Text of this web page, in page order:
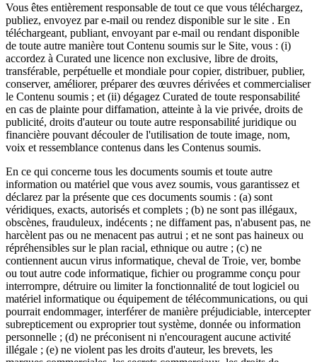
Vous êtes entièrement responsable de tout ce que vous téléchargez,
publiez, envoyez par e-mail ou rendez disponible sur le site . En
téléchargeant, publiant, envoyant par e-mail ou rendant disponible
de toute autre manière tout Contenu soumis sur le Site, vous : (i)
accordez à Curated une licence non exclusive, libre de droits,
transférable, perpétuelle et mondiale pour copier, distribuer, publier,
conserver, améliorer, préparer des œuvres dérivées et commercialiser
le Contenu soumis ; et (ii) dégagez Curated de toute responsabilité
en cas de plainte pour diffamation, atteinte à la vie privée, droits de
publicité, droits d'auteur ou toute autre responsabilité juridique ou
financière pouvant découler de l'utilisation de toute image, nom,
voix et ressemblance contenus dans les Contenus soumis.
En ce qui concerne tous les documents soumis et toute autre
information ou matériel que vous avez soumis, vous garantissez et
déclarez par la présente que ces documents soumis : (a) sont
véridiques, exacts, autorisés et complets ; (b) ne sont pas illégaux,
obscènes, frauduleux, indécents ; ne diffament pas, n'abusent pas, ne
harcèlent pas ou ne menacent pas autrui ; et ne sont pas haineux ou
répréhensibles sur le plan racial, ethnique ou autre ; (c) ne
contiennent aucun virus informatique, cheval de Troie, ver, bombe
ou tout autre code informatique, fichier ou programme conçu pour
interrompre, détruire ou limiter la fonctionnalité de tout logiciel ou
matériel informatique ou équipement de télécommunications, ou qui
pourrait endommager, interférer de manière préjudiciable, intercepter
subrepticement ou exproprier tout système, donnée ou information
personnelle ; (d) ne préconisent ni n'encouragent aucune activité
illégale ; (e) ne violent pas les droits d'auteur, les brevets, les